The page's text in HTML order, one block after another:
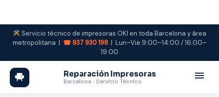
contenidoServicio técnico de impresoras OKI en toda Barcelona y área
metropolitana | ☎ 937 930 198| Lun–Vie 9:00–14:00 / 16:00–
19:00
Reparación Impresoras
Barcelona · Servicio Técnico